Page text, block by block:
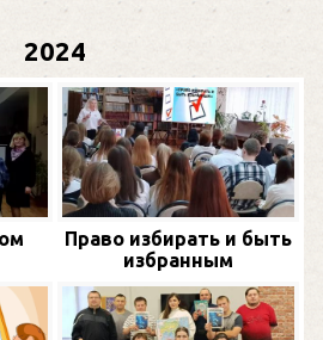
2024
Право избирать и быть
избранным